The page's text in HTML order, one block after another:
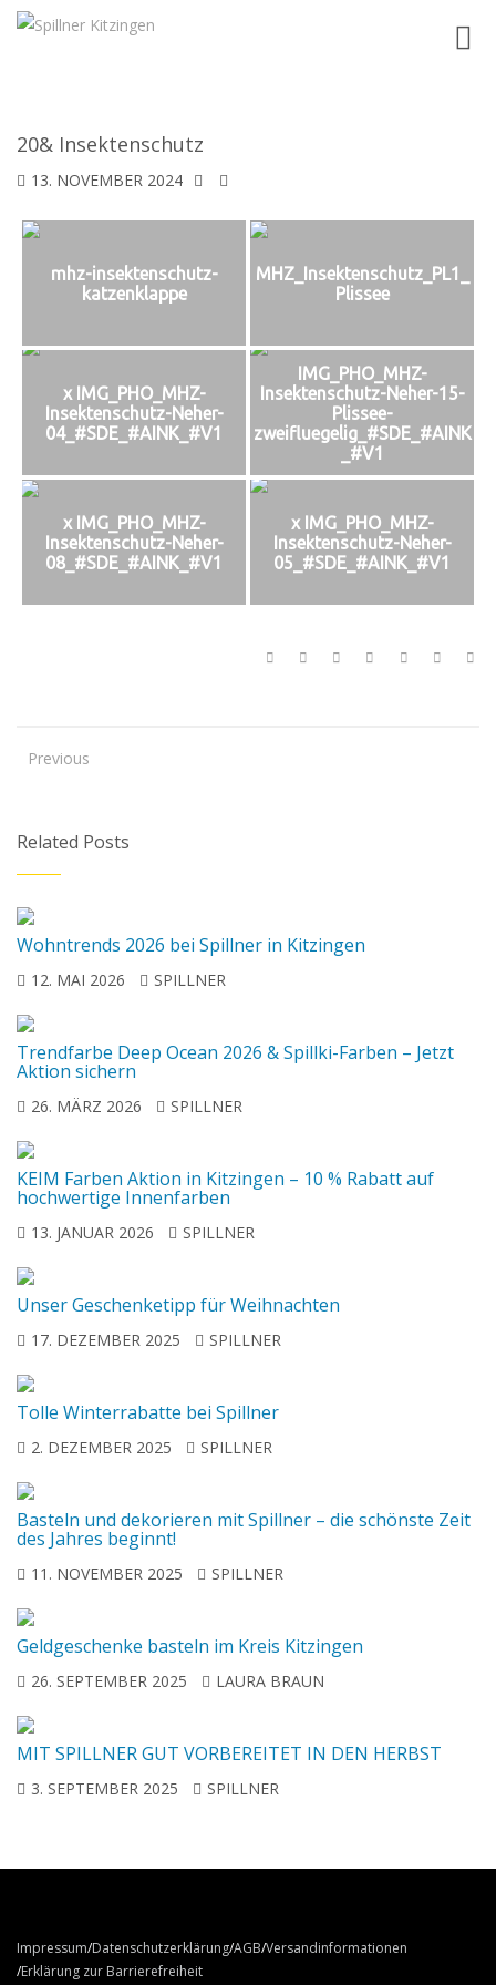
20& Insektenschutz
13. NOVEMBER 2024
mhz-insektenschutz-
katzenklappe
MHZ_Insektenschutz_PL1_
Plissee
x IMG_PHO_MHZ-
Insektenschutz-Neher-
04_#SDE_#AINK_#V1
IMG_PHO_MHZ-
Insektenschutz-Neher-15-
Plissee-
zweifluegelig_#SDE_#AINK
_#V1
x IMG_PHO_MHZ-
Insektenschutz-Neher-
08_#SDE_#AINK_#V1
x IMG_PHO_MHZ-
Insektenschutz-Neher-
05_#SDE_#AINK_#V1
Previous
Related Posts
Wohntrends 2026 bei Spillner in Kitzingen
12. MAI 2026 SPILLNER
Trendfarbe Deep Ocean 2026 & Spillki-Farben – Jetzt
Aktion sichern
26. MÄRZ 2026 SPILLNER
KEIM Farben Aktion in Kitzingen – 10 % Rabatt auf
hochwertige Innenfarben
13. JANUAR 2026 SPILLNER
Unser Geschenketipp für Weihnachten
17. DEZEMBER 2025 SPILLNER
Tolle Winterrabatte bei Spillner
2. DEZEMBER 2025 SPILLNER
Basteln und dekorieren mit Spillner – die schönste Zeit
des Jahres beginnt!
11. NOVEMBER 2025 SPILLNER
Geldgeschenke basteln im Kreis Kitzingen
26. SEPTEMBER 2025 LAURA BRAUN
MIT SPILLNER GUT VORBEREITET IN DEN HERBST
3. SEPTEMBER 2025 SPILLNER
Impressum Datenschutzerklärung AGB Versandinformationen
Erklärung zur Barrierefreiheit